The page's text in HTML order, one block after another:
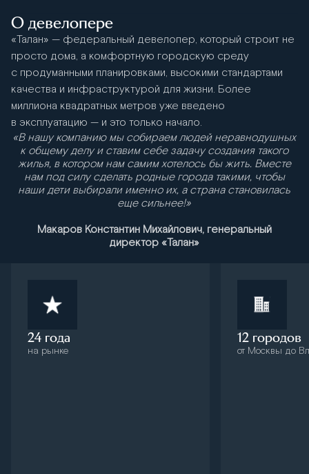
О девелопере
«Талан» — федеральный девелопер, который строит не
просто дома, а комфортную городскую среду
с продуманными планировками, высокими стандартами
качества и инфраструктурой для жизни. Более
миллиона квадратных метров уже введено
в эксплуатацию — и это только начало.
«В нашу компанию мы собираем людей неравнодушных
к общему делу и ставим себе задачу создания такого
жилья, в котором нам самим хотелось бы жить. Вместе
нам под силу сделать родные города такими, чтобы
наши дети выбирали именно их, а страна становилась
еще сильнее!»
Макаров Константин Михайлович, генеральный
директор «Талан»
24 года
на рынке
12 городов
от Москвы до